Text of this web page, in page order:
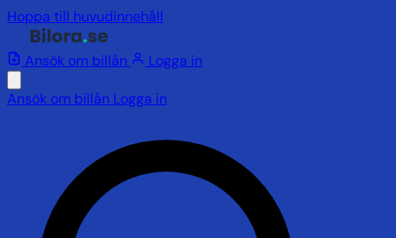
Hoppa till huvudinnehåll
Ansök om billån Logga in
Ansök om billån Logga in